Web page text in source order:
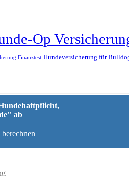
Op
Finanztest Hundeversicherung für
ab